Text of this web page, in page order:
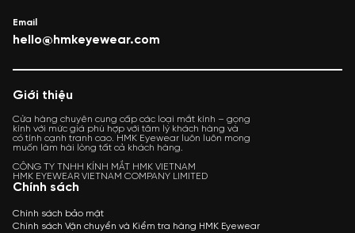
Vệ sinh miễn phí kính định kỳ.
Email
hello@hmkeyewear.com
Giới thiệu
Cửa hàng chuyên cung cấp các loại mắt kính – gọng
kính với mức giá phù hợp với tâm lý khách hàng và
có tính cạnh tranh cao. HMK Eyewear luôn luôn mong
muốn làm hài lòng tất cả khách hàng.
CÔNG TY TNHH KÍNH MẮT HMK VIETNAM
HMK EYEWEAR VIETNAM COMPANY LIMITED
Chính sách
Chính sách bảo mật
Chính sách Vận chuyển và Kiểm tra hàng HMK Eyewear